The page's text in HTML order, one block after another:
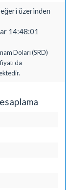
üzerinden
14:48:01
Doları (SRD)
da